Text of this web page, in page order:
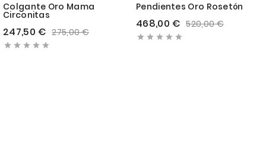
Colgante Oro Mama
Circonitas
247,50 € 275,00 €
    
Pendientes Oro Rosetón
468,00 € 520,00 €
    